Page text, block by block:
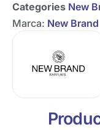
Categories New
Marca: New Brand